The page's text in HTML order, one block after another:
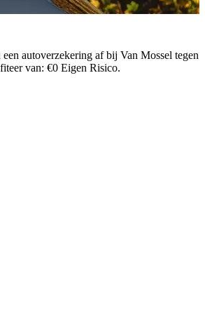
autoverzekering af bij Van Mossel tegen
van: €0 Eigen Risico.